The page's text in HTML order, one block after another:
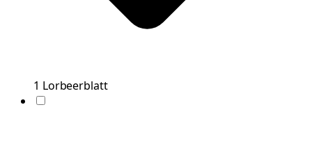
1 Lorbeerblatt